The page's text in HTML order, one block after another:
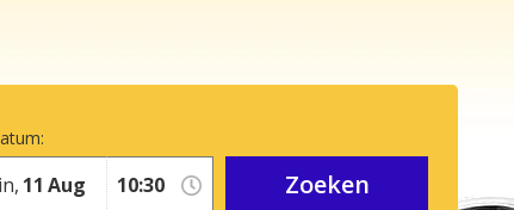
Română
Ελληνικά
Русский
Hrvatski
11 Aug Zoeken